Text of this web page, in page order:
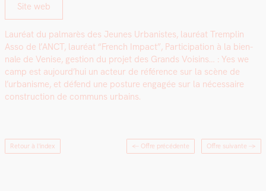
Site web
Lau­réat du pal­marès des Jeunes Urban­istes, lau­réat Trem­plin
Asso de l’ANCT, lau­réat “French Impact”, Par­tic­i­pa­tion à la bien­
nale de Venise, ges­tion du pro­jet des Grands Voisins… : Yes we
camp est aujourd’hui un acteur de référence sur la scène de
l’urbanisme, et défend une pos­ture engagée sur la néces­saire
con­struc­tion de com­muns urbains.
Retour à l'index ← Offre précédente Offre suivante →